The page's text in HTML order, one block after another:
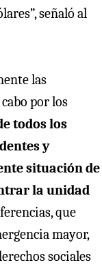
señaló al
las
por los
todos los
y
situación de
la unidad
que
mayor,
sociales